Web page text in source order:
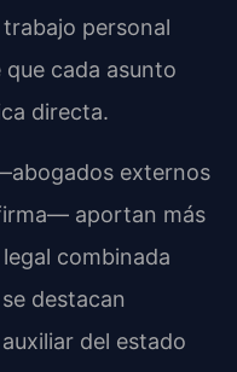
personal
cada asunto
directa.
externos
aportan más
combinada
destacan
del estado